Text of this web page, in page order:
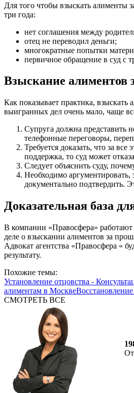
Для того чтобы взыскать алименты
три года:
нет соглашения между
отец не переводил деньги;
многократные попытки
первичное обращение в суд с
Взыскание алиментов
Как показывает практика, взыскать
выигранных дел очень мало, чаще
Супруга должна представить
телефонные переговоры,
Требуется доказать, что за
поддержка, то суд может
Следует объяснить суду,
Необходимо аргументировать,
документально подтвердить.
Доказательная база
В компании «Правосфера» работают
деле о взыскании алиментов за
Адвокат агентства «Правосфера «
результату.
Похожие темы:
Установление отцовства -
алиментам в Москве
СМОТРЕТЬ ВСЕ